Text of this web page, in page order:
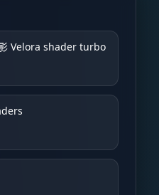
Velora shader turbo